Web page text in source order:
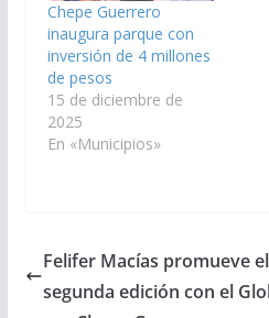
Chepe Guerrero
inaugura parque con
inversión de 4 millones
de pesos
15 de diciembre de
2025
En «Municipios»
Felifer Macías promueve
segunda edición con el